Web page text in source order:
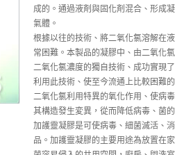
成的。通過液剤與固化剤混合、形成
氣體。
根據以往的技術、將二氧化氯溶解在
常困難。本製品的凝膠中、由二氧化
二氧化氯濃度的獨自技術、成功實現
利用此技術、使至今流通上比較困難
二氧化氯利用特異的氧化作用、使病
其構造發生変異，從而降低病毒、菌
加護靈凝膠是可使病毒、細菌滅活、
品。加護靈凝膠的主要用途為放置在